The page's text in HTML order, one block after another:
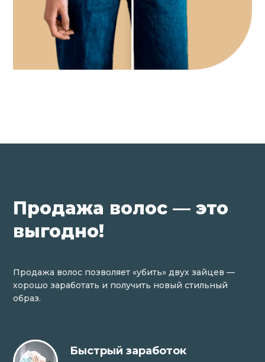
Продажа волос — это
выгодно!
Продажа волос позволяет «убить» двух зайцев —
хорошо заработать и получить новый стильный
образ.
Быстрый заработок